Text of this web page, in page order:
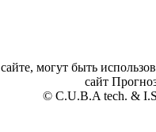
могут быть
сайт
© C.U.B.A tech. &